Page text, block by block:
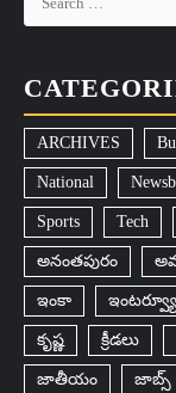
ARCHIVES
National
Sports Tech
అనంతపురం
ఇంకా ఇంటర్వ్యూ
కృష్ణ క్రీడలు
జాతీయం జాబ్స్